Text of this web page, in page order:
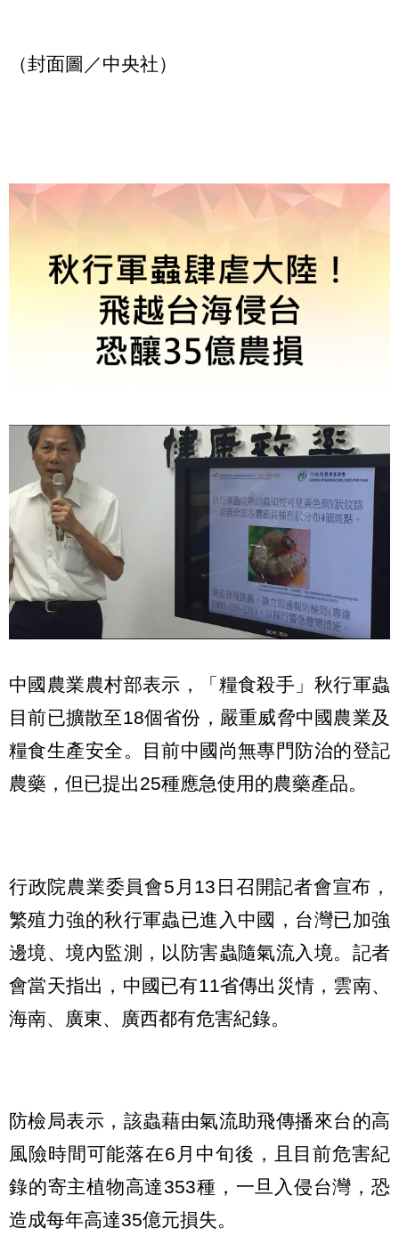
（封面圖／中央社）
中國農業農村部表示，「糧食殺手」秋行軍蟲
目前已擴散至18個省份，嚴重威脅中國農業及
糧食生產安全。目前中國尚無專門防治的登記
農藥，但已提出25種應急使用的農藥產品。
行政院農業委員會5月13日召開記者會宣布，
繁殖力強的秋行軍蟲已進入中國，台灣已加強
邊境、境內監測，以防害蟲隨氣流入境。記者
會當天指出，中國已有11省傳出災情，雲南、
海南、廣東、廣西都有危害紀錄。
防檢局表示，該蟲藉由氣流助飛傳播來台的高
風險時間可能落在6月中旬後，且目前危害紀
錄的寄主植物高達353種，一旦入侵台灣，恐
造成每年高達35億元損失。